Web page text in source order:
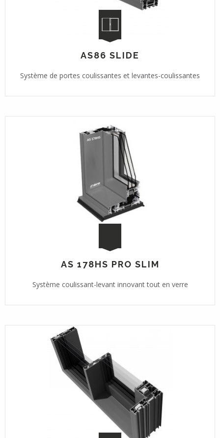
AS86 SLIDE
Système de portes coulissantes et levantes-coulissantes
AS 178HS PRO SLIM
Système coulissant-levant innovant tout en verre